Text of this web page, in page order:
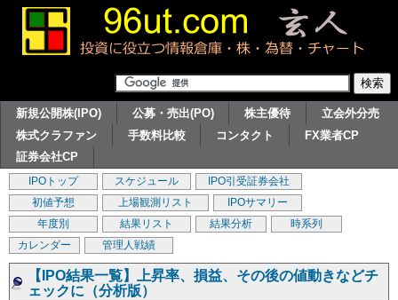
新規公開株(IPO) 公募・売出(PO) 株主優待
立会外分売
株式クラファン
手数料比較 コンタクト
FX業者CP
証券会社CP
IPOトップ スケジュール
IPO引受証券会社
初値予想
上場観測リスト
IPOサマリー
年度別
結果リスト 結果分析
時系列
カレンダー
管理人戦績
【IPO結果一覧】上昇率、損益、その後の値動きなどチ
ェックに（分析版）